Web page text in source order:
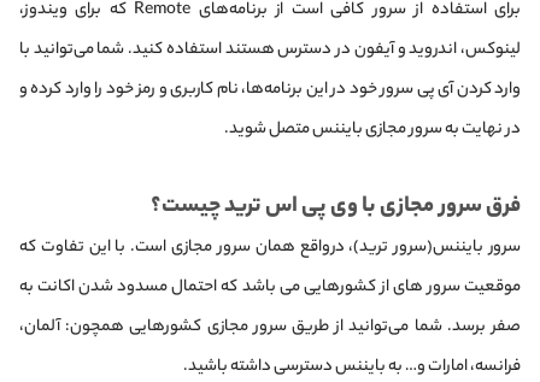
برای استفاده از سرور کافی است از برنامه‌های Remote که برای ویندوز،
لینوکس، اندروید و آیفون در دسترس هستند استفاده کنید. شما می‌توانید با
وارد کردن آی پی سرور خود در این برنامه‌ها، نام کاربری و رمز خود را وارد کرده و
در نهایت به سرور مجازی بایننس متصل شوید.
فرق سرور مجازی با وی پی اس ترید چیست؟
سرور بایننس(سرور ترید)، درواقع همان سرور مجازی است. با این تفاوت که
موقعیت سرور های از کشورهایی می باشد که احتمال مسدود شدن اکانت به
صفر برسد. شما می‌توانید از طریق سرور مجازی کشورهایی همچون: آلمان،
فرانسه، امارات و… به بایننس دسترسی داشته باشید.